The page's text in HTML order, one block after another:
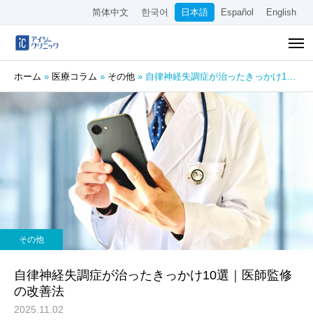
简体中文 한국어 日本語 Español English
ホーム » 医療コラム » その他 » 自律神経失調症が治ったきっかけ10選｜医師監修の改善法
その他
自律神経失調症が治ったきっかけ10選｜医師監修
の改善法
2025.11.02